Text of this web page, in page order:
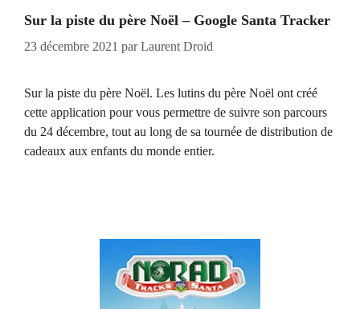
Sur la piste du père Noël – Google Santa Tracker
23 décembre 2021 parLaurent Droid
Sur la piste du père Noël. Les lutins du père Noël ont créé
cette application pour vous permettre de suivre son parcours
du 24 décembre, tout au long de sa tournée de distribution de
cadeaux aux enfants du monde entier.